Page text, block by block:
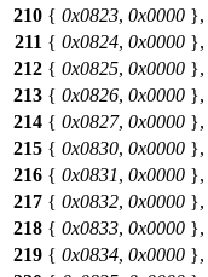
210 { 0x0823, 0x0000 },
211 { 0x0824, 0x0000 },
212 { 0x0825, 0x0000 },
213 { 0x0826, 0x0000 },
214 { 0x0827, 0x0000 },
215 { 0x0830, 0x0000 },
216 { 0x0831, 0x0000 },
217 { 0x0832, 0x0000 },
218 { 0x0833, 0x0000 },
219 { 0x0834, 0x0000 },